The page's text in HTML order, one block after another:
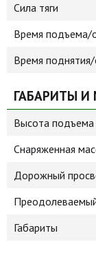
Сила тяги
Время подъема/
Время
ГАБАРИТЫ И
Высота подъема
Снаряженная
Дорожный
Габариты